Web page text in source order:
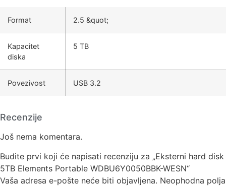
Format 2.5 &quot;
Kapacitet
diska
5 TB
Povezivost USB 3.2
Recenzije
Još nema komentara.
Budite prvi koji će napisati recenziju za „Eksterni hard disk
5TB Elements Portable WDBU6Y0050BBK-WESN“
Vaša adresa e-pošte neće biti objavljena. Neophodna polja